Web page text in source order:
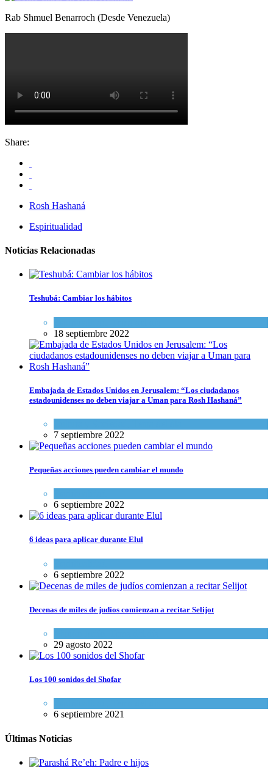
Rab Shmuel Benarroch (Desde Venezuela)
Share:
Rosh Hashaná
Espiritualidad
Noticias Relacionadas
Teshubá: Cambiar los hábitos
18 septiembre 2022
Embajada de Estados Unidos en Jerusalem: “Los ciudadanos
estadounidenses no deben viajar a Uman para Rosh Hashaná”
7 septiembre 2022
Pequeñas acciones pueden cambiar el mundo
6 septiembre 2022
6 ideas para aplicar durante Elul
6 septiembre 2022
Decenas de miles de judíos comienzan a recitar Selijot
29 agosto 2022
Los 100 sonidos del Shofar
6 septiembre 2021
Últimas Noticias